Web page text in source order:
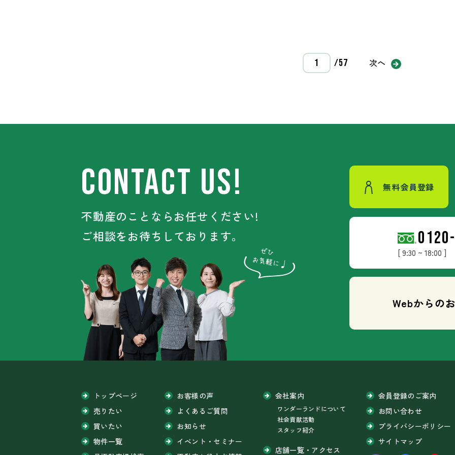
/57 次へ
CONTACT US!
不動産のことならお任せください!
ご相談をお待ちしております。
無料会員登録
[ 9:30 ~ 18:00 ]
Webからの
トップページ
売りたい
買いたい
物件一覧
お客様の声
よくあるご質問
お知らせ
イベント・セミナー
会社案内
ワンダーランドについて
社会貢献活動
スタッフ紹介
店舗一覧・アクセス
会員登録のご案内
お問い合わせ
プライバシーポリシー
サイトマップ